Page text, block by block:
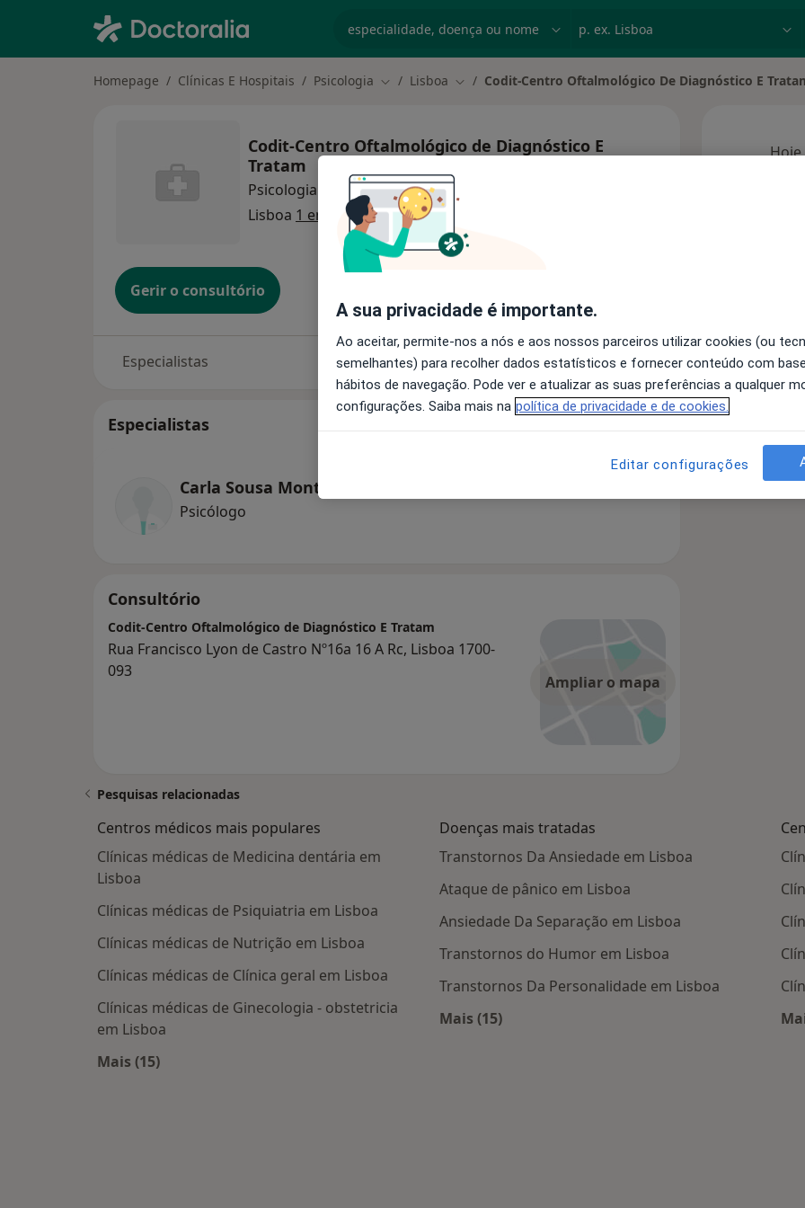
Homepage Clínicas E Hospitais Psicologia Mudar de cidade
Lisboa Mudar de cidade
Codit-Centro Oftalmológico De Diagnóstico E
Codit-Centro Oftalmológico de Diagnóstico E
Tratam
Psicologia
Lisboa 1 endereço
Gerir o consultório
Especialistas Consultórios
Especialistas
Carla Sousa Monteiro
Psicólogo
Consultório
Ampliar o mapa
Codit-Centro Oftalmológico de Diagnóstico E Tratam
Rua Francisco Lyon de Castro Nº16a 16 A Rc, Lisboa 1700-
093
Hoje
Pesquisas relacionadas
Centros médicos mais populares
Clínicas médicas de Medicina dentária em
Lisboa
Clínicas médicas de Psiquiatria em Lisboa
Clínicas médicas de Nutrição em Lisboa
Clínicas médicas de Clínica geral em Lisboa
Clínicas médicas de Ginecologia - obstetricia
em Lisboa
Mais (15)
Doenças mais tratadas
Transtornos Da Ansiedade em Lisboa
Ataque de pânico em Lisboa
Ansiedade Da Separação em Lisboa
Transtornos do Humor em Lisboa
Transtornos Da Personalidade em Lisboa
Mais (15)
A sua privacidade é importante.
Ao aceitar, permite-nos a nós e aos nossos parceiros utilizar cookies (ou
semelhantes) para recolher dados estatísticos e fornecer conteúdo com
hábitos de navegação. Pode ver e atualizar as suas preferências a qualquer
configurações. Saiba mais na política de privacidade e de cookies.
Editar configurações